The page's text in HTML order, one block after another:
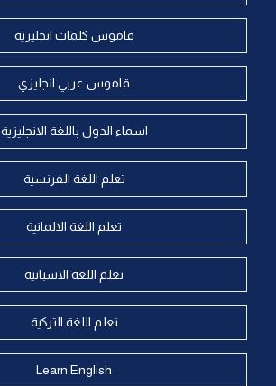
قاموس كلمات انجليزية
قاموس عربي انجليزي
اسماء الدول باللغة الانجليزية
تعلم اللغة الفرنسية
تعلم اللغة الالمانية
تعلم اللغة الاسبانية
تعلم اللغة التركية
Learn English